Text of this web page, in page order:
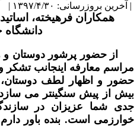
بروزرسانی: ۱۳۹۷/۴/۳۰ |
همکاران فرهیخته،
دانشگاه
از حضور پرشور دوستان و
معارفه اینجانب تشکر
و اظهار لطف دوستان،
از پیش سنگین­تر می­ سازد
شما عزیزان در
است. بنده باور دارم